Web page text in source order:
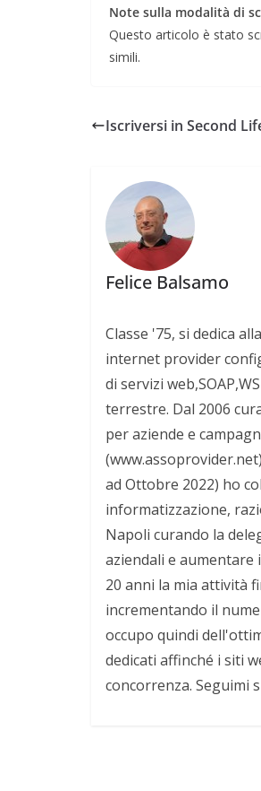
Note sulla modalità di
Questo articolo è stato
simili.
Iscriversi in Second
Felice Balsamo
Classe '75, si dedica
internet provider
di servizi
terrestre. Dal 2006
per aziende e
ad Ottobre 2022) ho
informatizzazione,
Napoli curando la
aziendali e aumentare
20 anni la mia attività
incrementando il
occupo quindi
dedicati affinché i siti
concorrenza. Seguimi